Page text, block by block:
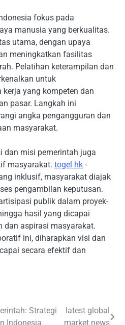
fokus pada
manusia yang berkualitas.
utama, dengan upaya
meningkatkan fasilitas
Pelatihan keterampilan dan
untuk
yang kompeten dan
pasar. Langkah ini
angka pengangguran dan
masyarakat.
dan misi pemerintah juga
masyarakat. togel hk -
inklusif, masyarakat diajak
pengambilan keputusan.
publik dalam proyek-
hasil yang dicapai
dan aspirasi masyarakat.
ini, diharapkan visi dan
secara efektif dan
Strategi
Indonesia
latest global
market news